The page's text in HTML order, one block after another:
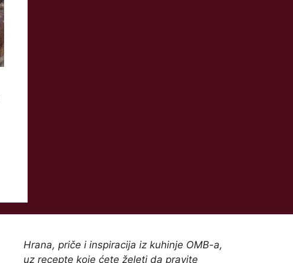
Hrana, priče i inspiracija iz kuhinje OMB-a,
uz recepte koje ćete želeti da pravite